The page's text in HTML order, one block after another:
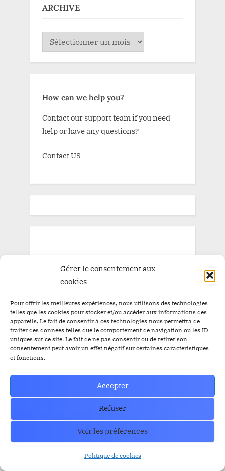
Gérer le consentement aux
cookies
Pour offrir les meilleures expériences, nous utilisons des technologies
telles que les cookies pour stocker et/ou accéder aux informations des
appareils. Le fait de consentir à ces technologies nous permettra de
traiter des données telles que le comportement de navigation ou les ID
uniques sur ce site. Le fait de ne pas consentir ou de retirer son
consentement peut avoir un effet négatif sur certaines caractéristiques
et fonctions.
Accepter
Refuser
Voir les préférences
Politique de cookies
ARCHIVE
ARCHIVE
How can we help you?
Contact our support team if you need
help or have any questions?
Contact US